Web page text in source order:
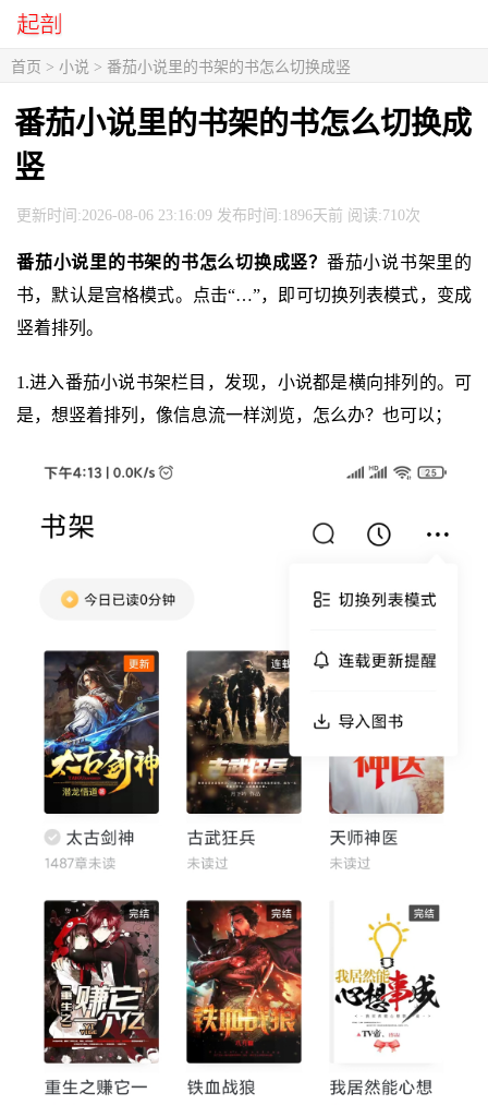
首页 > 小说 > 番茄小说里的书架的书怎么切换成竖
番茄小说里的书架的书怎么切换成
竖
更新时间:2026-08-06 23:16:09 发布时间:1896天前 阅读:710次
番茄小说里的书架的书怎么切换成竖？ 番茄小说书架里的
书，默认是宫格模式。点击“…”，即可切换列表模式，变成
竖着排列。
1.进入番茄小说书架栏目，发现，小说都是横向排列的。可
是，想竖着排列，像信息流一样浏览，怎么办？也可以；